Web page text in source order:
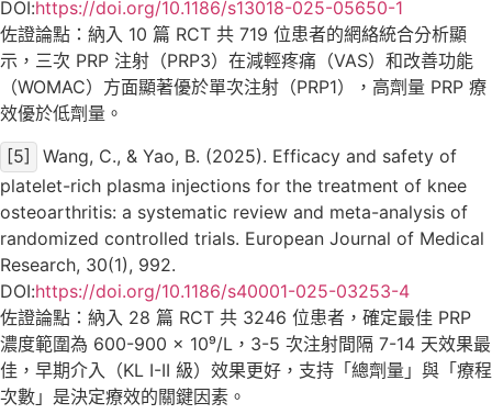
DOI:https://doi.org/10.1186/s13018-025-05650-1
佐證論點：納入 10 篇 RCT 共 719 位患者的網絡統合分析顯
示，三次 PRP 注射（PRP3）在減輕疼痛（VAS）和改善功能
（WOMAC）方面顯著優於單次注射（PRP1），高劑量 PRP 療
效優於低劑量。
[5]
Wang, C., & Yao, B. (2025). Efficacy and safety of
platelet-rich plasma injections for the treatment of knee
osteoarthritis: a systematic review and meta-analysis of
randomized controlled trials. European Journal of Medical
Research, 30(1), 992.
DOI:https://doi.org/10.1186/s40001-025-03253-4
佐證論點：納入 28 篇 RCT 共 3246 位患者，確定最佳 PRP
濃度範圍為 600-900 × 10⁹/L，3-5 次注射間隔 7-14 天效果最
佳，早期介入（KL I-II 級）效果更好，支持「總劑量」與「療程
次數」是決定療效的關鍵因素。